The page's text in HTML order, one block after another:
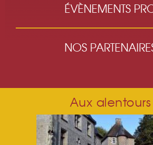
ÉVÈNEMENTS
NOS
Aux alentours